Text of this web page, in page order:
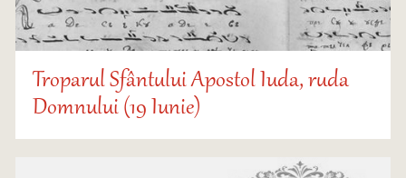
Troparul Sfântului Apostol Iuda, ruda
Domnului (19 Iunie)